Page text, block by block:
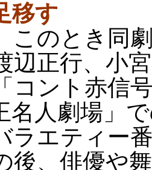
移す
のとき同
辺正行、小
コント赤信
名人劇場」
ラエティー
後、俳優や